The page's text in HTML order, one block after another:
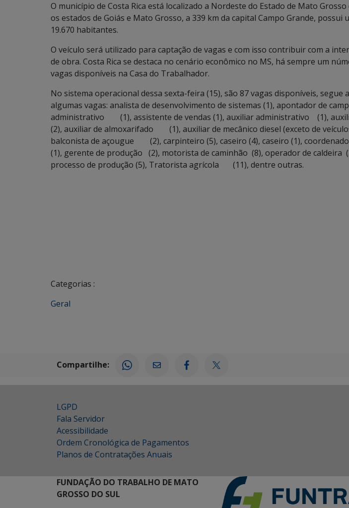
O município de Costa Rica está localizado a Nordeste do Estado de Mato Grosso
os estados de Goiás e Mato Grosso, a 339 km da capital Campo Grande, possui
19.670 habitantes.
O veículo será utilizado para captação de vagas e com isso contribuir com a
de obra. Costa Rica se destaca no cenário econômico no MS, há sempre um
vagas disponíveis na Casa do Trabalhador.
No sistema operacional dessa sexta-feira (15), são 87 vagas disponíveis, segue
algumas vagas: analista de desenvolvimento de sistemas (1), apontador de
administrativo (1), assistente de vendas (1), auxiliar administrativo (1),
(2), auxiliar de almoxarifado (1), auxiliar de mecânico diesel (exceto de
balconista de açougue (2), carpinteiro (5), caseiro (4), caseiro (1),
(1), gerente de produção (2), motorista de caminhão (8), operador de caldeira
processo de produção (5), Tratorista agrícola (11), dentre outras.
Categorias :
Geral
Compartilhe:
LGPD
Fala Servidor
Acessibilidade
Ordem Cronológica de Pagamentos
Planos de Contratações Anuais
FUNDAÇÃO DO TRABALHO DE MATO
GROSSO DO SUL